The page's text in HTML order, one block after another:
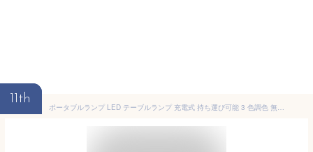
11th
ポータブルランプ LED テーブルランプ 充電式 持ち運び可能 3 色調色 無段階調光 タッチ式 目に優しい 寝室用 ベッドサイドランプ 間接照明 北欧風 おしゃれ ムードライト Type-C 充電 コードレス ナイトライト お祝い プレゼント